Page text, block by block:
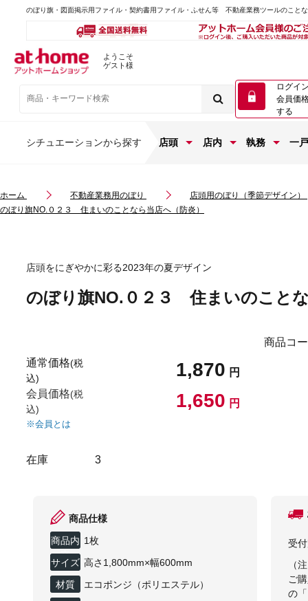
のぼり旗・図面掲示用ファイル・契約書用ファイル・ふせん等 不動産業務ツールのこと
ようこそ
ゲスト様
ログイ
会員価
する
シチュエーションから探す 店頭 店内 執務 一
ホーム 不動産業務用のぼり
店頭用のぼり（季節デザイン）
のぼり旗NO.０２３ 住まいのことなら当店へ（防炎）
店頭をにぎやかに彩る2023年の夏デザイン
のぼり旗NO.０２３ 住まいのこと
通常価格(税
込)
1,870 円
会員価格(税
込)
1,650 円
※会員とは
商品コ
在庫 3
受
（
ご
の
商品仕様
商品内
容
1枚
サイズ 高さ1,800mm×幅600mm
材質 エコポンジ（ポリエステル）